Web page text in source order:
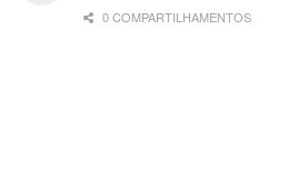
0 COMPARTILHAMENTOS